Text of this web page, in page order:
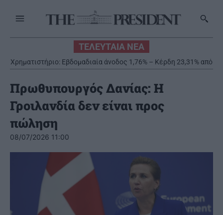
ΤΕΛΕΥΤΑΙΑ ΝΕΑ
Χρηματιστήριο: Εβδομαδιαία άνοδος 1,76% – Κέρδη 23,31% από
τις αρχές του έτους
Πρωθυπουργός Δανίας: Η
Γροιλανδία δεν είναι προς
πώληση
08/07/2026 11:00